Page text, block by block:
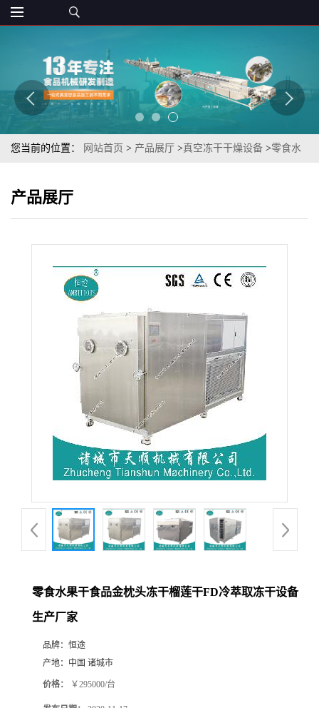
您当前的位置： 网站首页 > 产品展厅 >真空冻干干燥设备 >零食水
产品展厅
零食水果干食品金枕头冻干榴莲干FD冷萃取冻干设备
生产厂家
品牌： 恒途
产地： 中国 诸城市
价格： ￥295000/台